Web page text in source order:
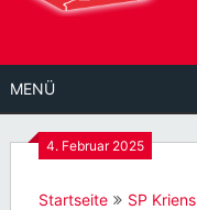
MENÜ
4. Februar 2025
Startseite SP Kriens